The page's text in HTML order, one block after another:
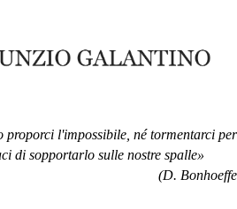
proporci l'impossibile, né tormentarci per
di sopportarlo sulle nostre spalle»
(D.